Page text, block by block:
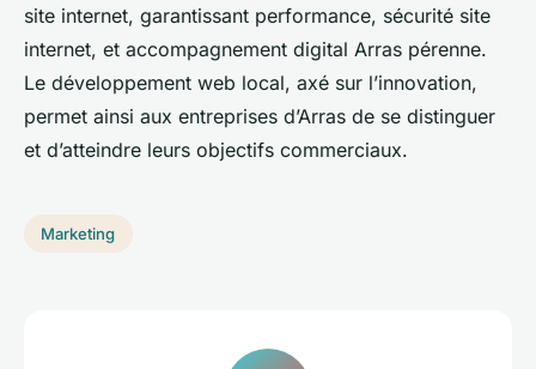
site internet, garantissant performance, sécurité site
internet, et accompagnement digital Arras pérenne.
Le développement web local, axé sur l’innovation,
permet ainsi aux entreprises d’Arras de se distinguer
et d’atteindre leurs objectifs commerciaux.
Marketing